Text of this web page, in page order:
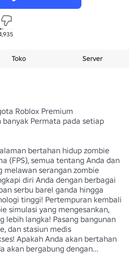
Toko Server
Roblox Premium
Permata pada setiap
bertahan hidup zombie
(FPS), semua tentang Anda dan
melawan serangan zombie
diri Anda dengan berbagai
serbu barel ganda hingga
tinggi! Pertempuran kembali
simulasi yang mengesankan,
lebih langka! Pasang bangunan
dan stasiun medis
Apakah Anda akan bertahan
akan bergabung dengan...